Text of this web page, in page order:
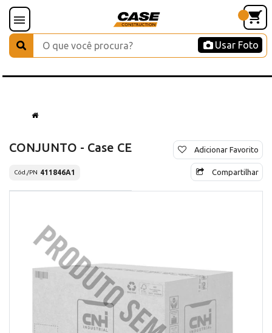
Usar Foto
CONJUNTO - Case CE
Cód./PN 411846A1
Adicionar Favorito
Compartilhar